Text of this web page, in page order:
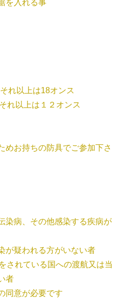
を入れる事
れ以上は18オンス
れ以上は１２オンス
めお持ちの防具でご参加下さ
染病、その他感染する疾病が
が疑われる方がいない者
されている国への渡航又は当
者
同意が必要です